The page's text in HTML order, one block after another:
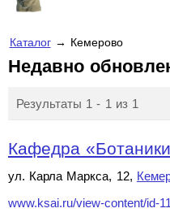
Каталог→ Кемерово
Недавно
Результаты 1 - 1 из 1
Кафедра
ул. Карла Маркса, 12,
www.ksai.ru/view-content/id-